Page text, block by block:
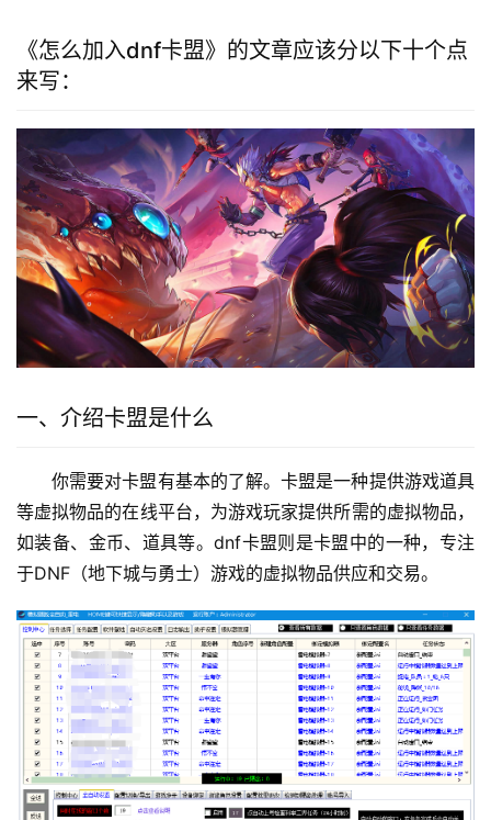
《怎么加入dnf卡盟》的文章应该分以下十个点
来写：
一、介绍卡盟是什么
你需要对卡盟有基本的了解。卡盟是一种提供游戏道具
等虚拟物品的在线平台，为游戏玩家提供所需的虚拟物品，
如装备、金币、道具等。dnf卡盟则是卡盟中的一种，专注
于DNF（地下城与勇士）游戏的虚拟物品供应和交易。